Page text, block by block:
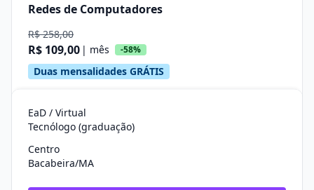
Redes de Computadores
R$ 258,00
R$ 109,00 | mês -58%
Duas mensalidades GRÁTIS
EaD / Virtual
Tecnólogo (graduação)
Centro
Bacabeira/MA